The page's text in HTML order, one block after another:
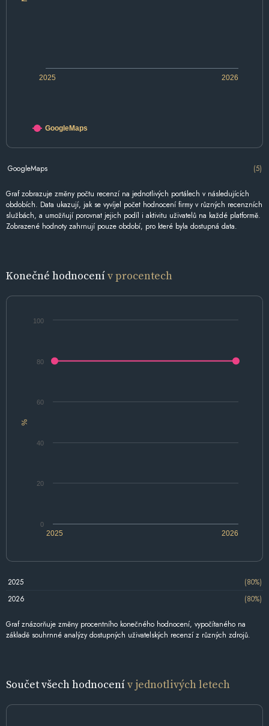
2025 2026
GoogleMaps
GoogleMaps (5)
Graf zobrazuje změny počtu recenzí na jednotlivých portálech v následujících
obdobích. Data ukazují, jak se vyvíjel počet hodnocení firmy v různých recenzních
službách, a umožňují porovnat jejich podíl i aktivitu uživatelů na každé platformě.
Zobrazené hodnoty zahrnují pouze období, pro které byla dostupná data.
Konečné hodnocenív procentech
%
2025 2026
0
20
40
60
80
100
2025
(80%)
2026
(80%)
Graf znázorňuje změny procentního konečného hodnocení, vypočítaného na
základě souhrnné analýzy dostupných uživatelských recenzí z různých zdrojů.
Součet všech hodnocenív jednotlivých letech